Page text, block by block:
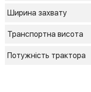
Ширина захвату
Транспортна висота
Потужність трактора